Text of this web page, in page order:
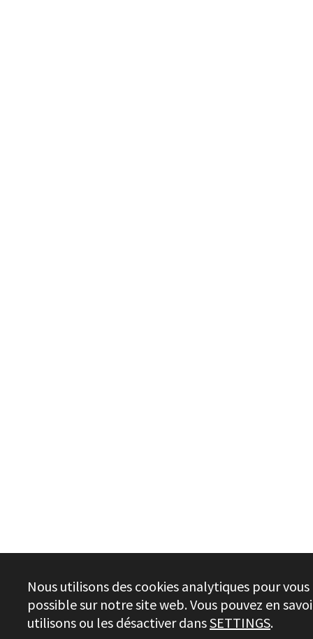
Nous utilisons des cookies analytiques pour
possible sur notre site web. Vous pouvez en
utilisons ou les désactiver dansSETTINGS.